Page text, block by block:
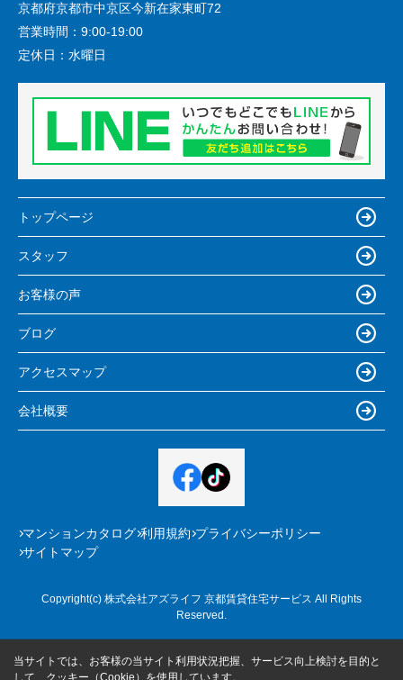
京都府京都市中京区今新在家東町72
営業時間： 9:00-19:00
定休日： 水曜日
トップページ
スタッフ
お客様の声
ブログ
アクセスマップ
会社概要
マンションカタログ 利用規約 プライバシーポリシー
サイトマップ
Copyright(c) 株式会社アズライフ 京都賃貸住宅サービス All Rights
Reserved.
当サイトでは、お客様の当サイト利用状況把握、サービス向上検討を目的と
して、クッキー（Cookie）を使用しています。